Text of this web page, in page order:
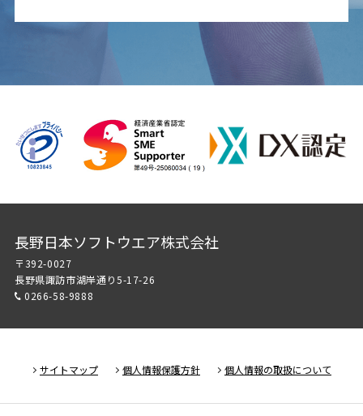
長野日本ソフトウエア株式会社
〒392-0027
長野県諏訪市湖岸通り5-17-26
0266-58-9888
サイトマップ 個人情報保護方針 個人情報の取扱について